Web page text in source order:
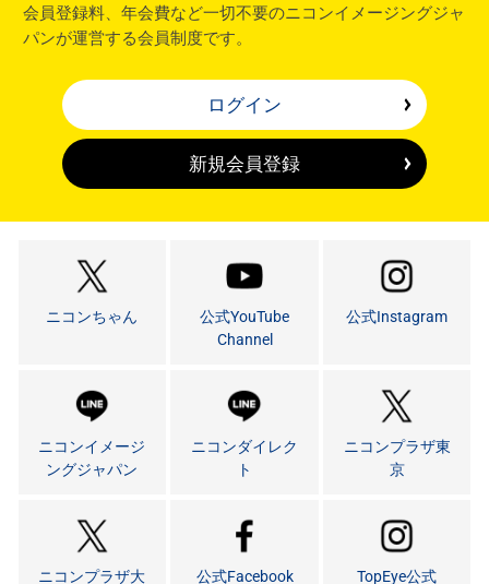
会員登録料、年会費など一切不要のニコンイメージングジャ
パンが運営する会員制度です。
ログイン
新規会員登録
ニコンちゃん
公式YouTube
Channel
公式Instagram
ニコンイメージ
ングジャパン
ニコンダイレク
ト
ニコンプラザ東
京
ニコンプラザ大
公式Facebook TopEye公式